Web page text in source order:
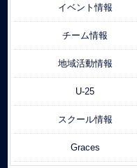
イベント情報
チーム情報
地域活動情報
U-25
スクール情報
Graces